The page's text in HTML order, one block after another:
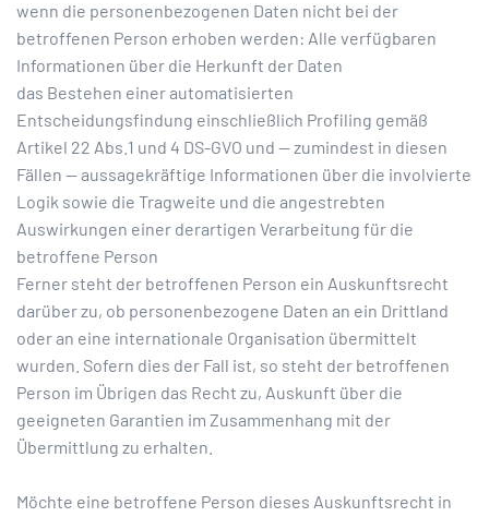
wenn die personenbezogenen Daten nicht bei der
betroffenen Person erhoben werden: Alle verfügbaren
Informationen über die Herkunft der Daten
das Bestehen einer automatisierten
Entscheidungsfindung einschließlich Profiling gemäß
Artikel 22 Abs.1 und 4 DS-GVO und — zumindest in diesen
Fällen — aussagekräftige Informationen über die involvierte
Logik sowie die Tragweite und die angestrebten
Auswirkungen einer derartigen Verarbeitung für die
betroffene Person
Ferner steht der betroffenen Person ein Auskunftsrecht
darüber zu, ob personenbezogene Daten an ein Drittland
oder an eine internationale Organisation übermittelt
wurden. Sofern dies der Fall ist, so steht der betroffenen
Person im Übrigen das Recht zu, Auskunft über die
geeigneten Garantien im Zusammenhang mit der
Übermittlung zu erhalten.
Möchte eine betroffene Person dieses Auskunftsrecht in